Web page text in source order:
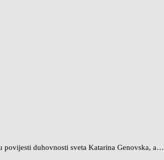
povijesti duhovnosti sveta Katarina Genovska, a…